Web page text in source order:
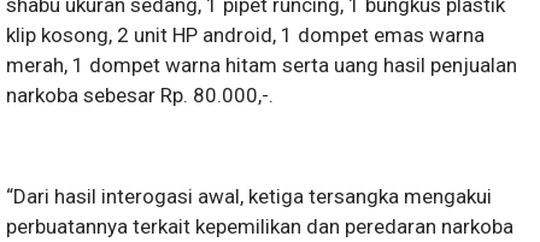
klip kosong, 2 unit HP android, 1 dompet emas warna
merah, 1 dompet warna hitam serta uang hasil penjualan
narkoba sebesar Rp. 80.000,-.
“Dari hasil interogasi awal, ketiga tersangka mengakui
perbuatannya terkait kepemilikan dan peredaran narkoba